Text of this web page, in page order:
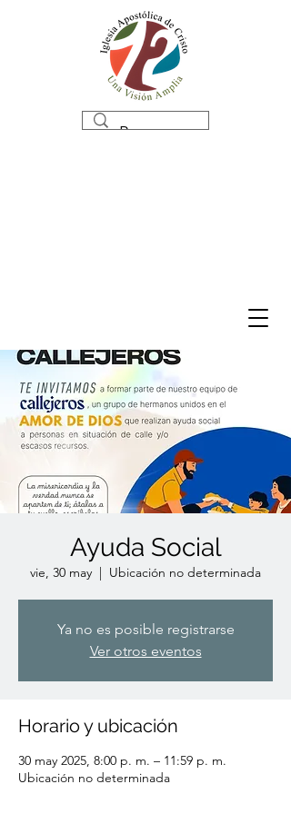
Ayuda Social
vie, 30 may
  |
Ubicación no determinada
Ya no es posible registrarse
Ver otros eventos
Horario y ubicación
30 may 2025, 8:00 p. m. – 11:59 p. m.
Ubicación no determinada